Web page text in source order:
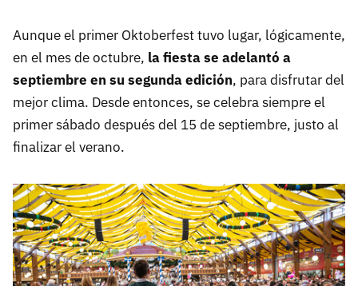
Aunque el primer Oktoberfest tuvo lugar, lógicamente,
en el mes de octubre, la fiesta se adelantó a
septiembre en su segunda edición, para disfrutar del
mejor clima. Desde entonces, se celebra siempre el
primer sábado después del 15 de septiembre, justo al
finalizar el verano.